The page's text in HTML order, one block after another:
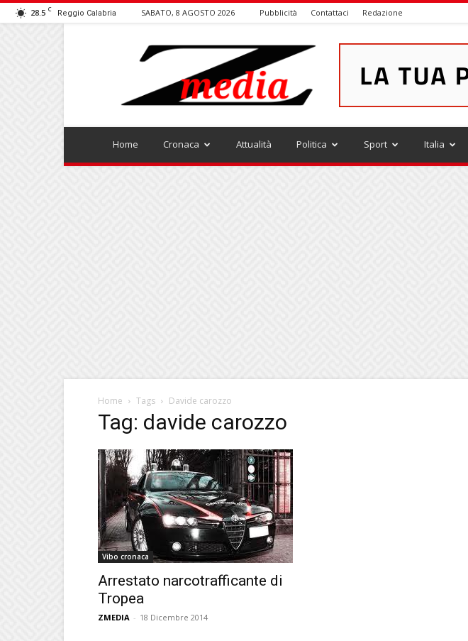
28.5 C Reggio Calabria SABATO, 8 AGOSTO 2026 Pubblicità Contattaci Redazione
ZMEDIA
Home Cronaca Attualità Politica Sport Italia
Home Tags Davide carozzo
Tag: davide carozzo
Vibo cronaca
Arrestato narcotrafficante di
Tropea
ZMEDIA - 18 Dicembre 2014